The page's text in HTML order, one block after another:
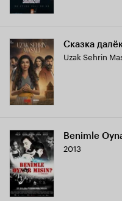
Сказка
Uzak Sehrin
Benimle
2013